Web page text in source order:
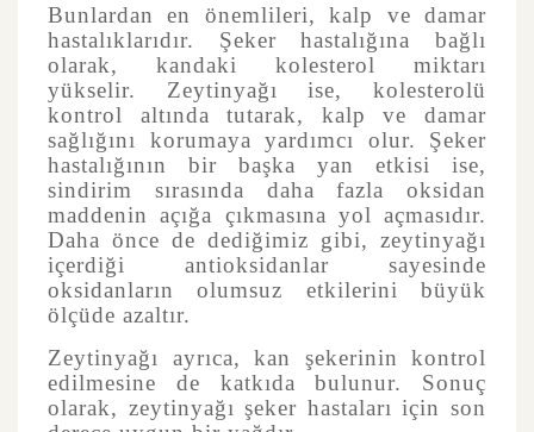
Bunlardan en önemlileri, kalp ve damar
hastalıklarıdır. Şeker hastalığına bağlı
olarak, kandaki kolesterol miktarı
yükselir. Zeytinyağı ise, kolesterolü
kontrol altında tutarak, kalp ve damar
sağlığını korumaya yardımcı olur. Şeker
hastalığının bir başka yan etkisi ise,
sindirim sırasında daha fazla oksidan
maddenin açığa çıkmasına yol açmasıdır.
Daha önce de dediğimiz gibi, zeytinyağı
içerdiği antioksidanlar sayesinde
oksidanların olumsuz etkilerini büyük
ölçüde azaltır.
Zeytinyağı ayrıca, kan şekerinin kontrol
edilmesine de katkıda bulunur. Sonuç
olarak, zeytinyağı şeker hastaları için son